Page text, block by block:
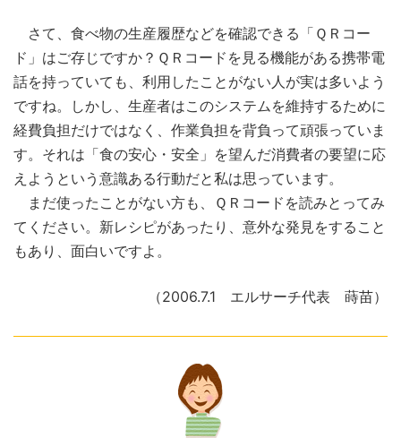
さて、食べ物の生産履歴などを確認できる「ＱＲコー
ド」はご存じですか？ＱＲコードを見る機能がある携帯電
話を持っていても、利用したことがない人が実は多いよう
ですね。しかし、生産者はこのシステムを維持するために
経費負担だけではなく、作業負担を背負って頑張っていま
す。それは「食の安心・安全」を望んだ消費者の要望に応
えようという意識ある行動だと私は思っています。
まだ使ったことがない方も、ＱＲコードを読みとってみ
てください。新レシピがあったり、意外な発見をすること
もあり、面白いですよ。
（2006.7.1 エルサーチ代表 蒔苗）